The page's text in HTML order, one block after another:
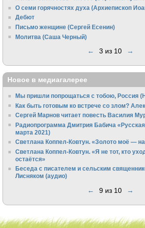
О семи горячностях духа (Архиепископ
Дебют
Письмо женщине (Сергей Есенин)
Молитва (Саша Черный)
← 3 из 10 →
Новое в медиагалерее
Мы пришли попрощаться с тобою, Россия
Как быть готовым ко встрече со злом?
Сергей Марнов читает повесть Василия
Радиопрограмма Дмитрия Бабича
марта 2021)
Светлана Коппел-Ковтун. «Золото моё — на
Светлана Коппел-Ковтун. «Я не тот, кто
остаётся»
Беседа с писателем и сельским
Лисняком (аудио)
← 9 из 10 →